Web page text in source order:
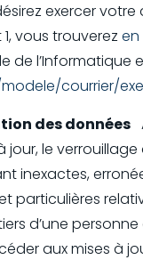
exercer votre
vous trouverez en
de l’Informatique
courrier/
des données
jour, le
inexactes,
particulières
d’une
aux mises à